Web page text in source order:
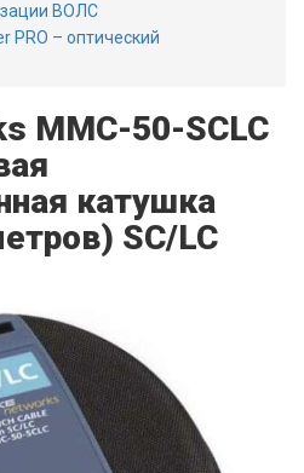
ВОЛС
PRO – оптический
MMC-50-SCLC
катушка
SC/LC